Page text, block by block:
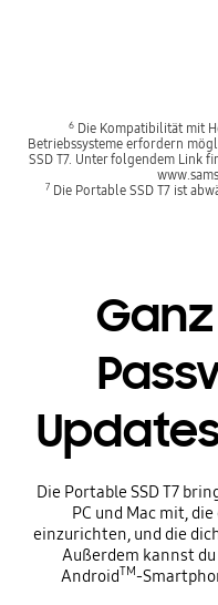
6 Die Kompatibilität mit
Betriebssysteme erfordern
SSD T7. Unter folgendem Link
7 Die Portable SSD T7 ist
Die Portable SSD T7
PC und Mac mit,
einzurichten, und die
Außerdem kannst
AndroidTM-